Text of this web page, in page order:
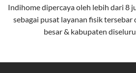
Indihome dipercaya oleh lebih dari 8
sebagai pusat layanan fisik
besar & kabupaten